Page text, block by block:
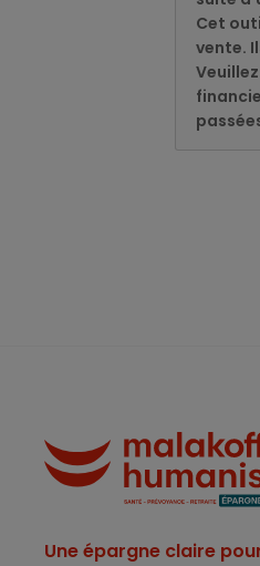
Cet
vente.
Une épargne claire